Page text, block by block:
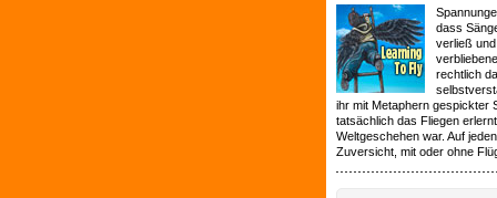
dass
verließ
rechtlich
ihr mit Metaphern gespickter
tatsächlich das Fliegen
Weltgeschehen war. Auf
Zuversicht, mit oder ohne